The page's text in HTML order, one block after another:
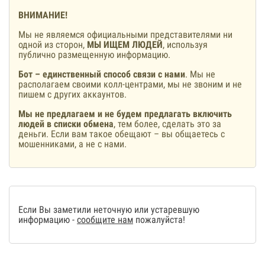
ВНИМАНИЕ!
Мы не являемся официальными представителями ни
одной из сторон, МЫ ИЩЕМ ЛЮДЕЙ, используя
публично размещенную информацию.
Бот – единственный способ связи с нами. Мы не
располагаем своими колл-центрами, мы не звоним и не
пишем с других аккаунтов.
Мы не предлагаем и не будем предлагать включить
людей в списки обмена, тем более, сделать это за
деньги. Если вам такое обещают – вы общаетесь с
мошенниками, а не с нами.
Если Вы заметили неточную или устаревшую
информацию - сообщите нам пожалуйста!